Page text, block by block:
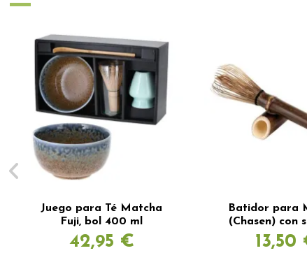
Juego para Té Matcha
Fuji, bol 400 ml
42,95 €
Batidor para
(Chasen) con
13,50